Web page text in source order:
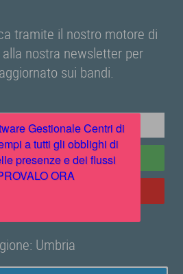
tramite il nostro motore di
nostra newsletter per
sui bandi.
Ricerca
Umbria
Gestionale Centri di
a tutti gli obblighi di
presenze e dei flussi
ORA